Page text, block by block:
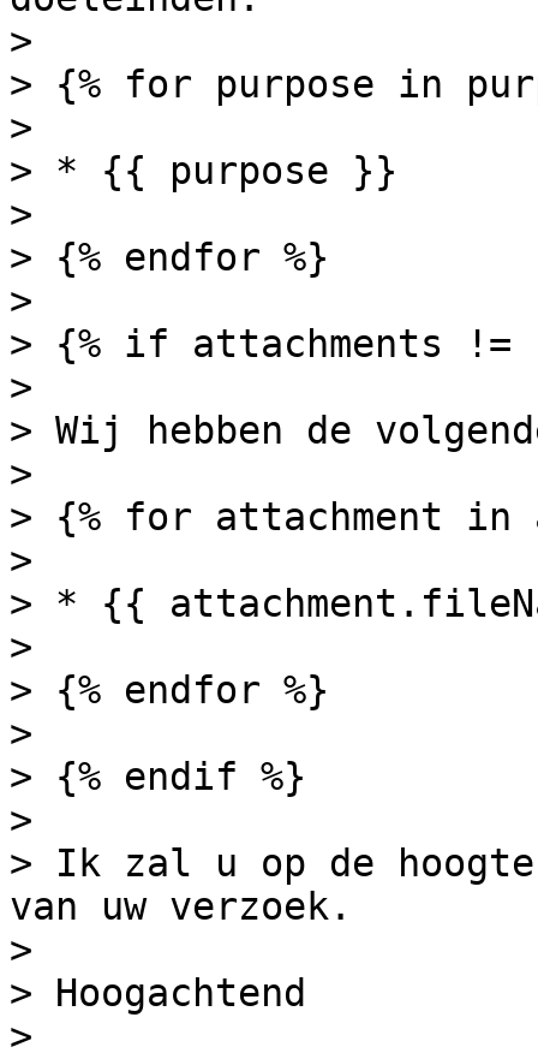
>
> {% for purpose in
>
> * {{ purpose }}
>
> {% endfor %}
>
> {% if attachments !=
>
> Wij hebben de
>
> {% for attachment in
>
> * {{
>
> {% endfor %}
>
> {% endif %}
>
> Ik zal u op de hoogte
van uw verzoek.
>
> Hoogachtend
>